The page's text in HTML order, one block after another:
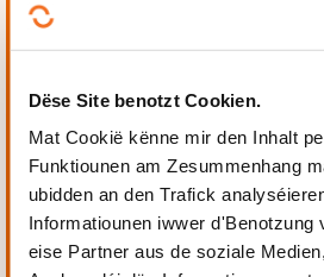
Dëse Site benotzt Cookien.
Mat Cookië kënne mir den Inhalt
Funktiounen am Zesummenhang
ubidden an den Trafick
Informatiounen iwwer d'Benotzung
eise Partner aus de soziale